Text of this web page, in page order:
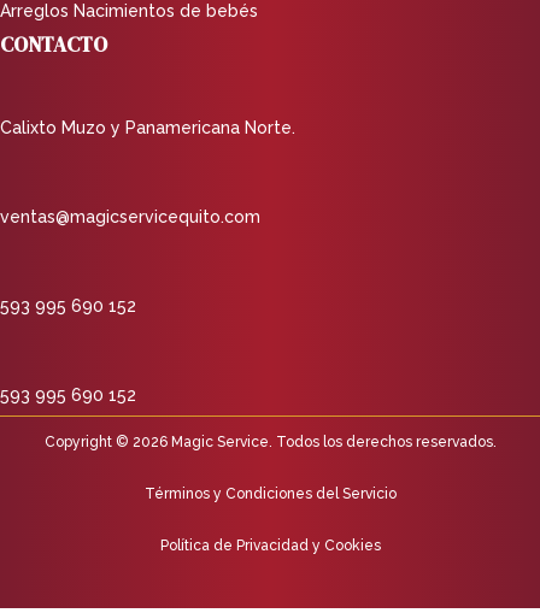
Arreglos Nacimientos de bebés
CONTACTO
Calixto Muzo y Panamericana Norte.
ventas@magicservicequito.com
593 995 690 152
593 995 690 152
Copyright © 2026 Magic Service. Todos los derechos reservados.
Términos y Condiciones del Servicio
Política de Privacidad y Cookies